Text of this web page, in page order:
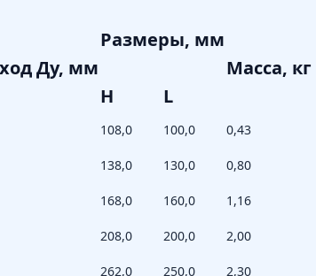
Ду, мм
Размеры, мм
Масса, кг
H
L
108,0 100,0 0,43
138,0 130,0 0,80
168,0 160,0 1,16
208,0 200,0 2,00
262,0 250,0 2,30